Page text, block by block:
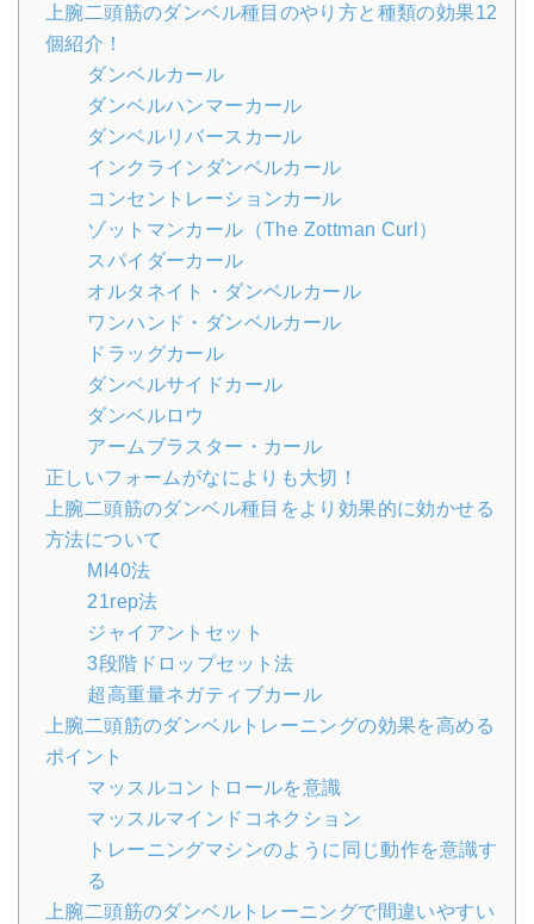
上腕二頭筋のダンベル種目のやり方と種類の効果12
個紹介！
ダンベルカール
ダンベルハンマーカール
ダンベルリバースカール
インクラインダンベルカール
コンセントレーションカール
ゾットマンカール（The Zottman Curl）
スパイダーカール
オルタネイト・ダンベルカール
ワンハンド・ダンベルカール
ドラッグカール
ダンベルサイドカール
ダンベルロウ
アームブラスター・カール
正しいフォームがなによりも大切！
上腕二頭筋のダンベル種目をより効果的に効かせる
方法について
MI40法
21rep法
ジャイアントセット
3段階ドロップセット法
超高重量ネガティブカール
上腕二頭筋のダンベルトレーニングの効果を高める
ポイント
マッスルコントロールを意識
マッスルマインドコネクション
トレーニングマシンのように同じ動作を意識す
る
上腕二頭筋のダンベルトレーニングで間違いやすい